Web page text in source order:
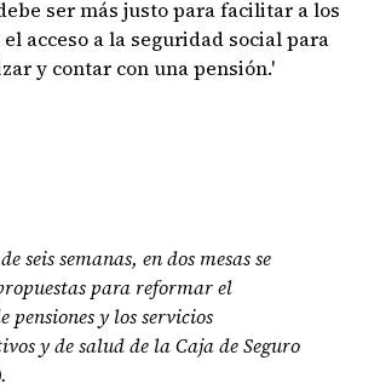
ser más justo para facilitar a los
acceso a la seguridad social para
y contar con una pensión.'
seis semanas, en dos mesas se
para reformar el
pensiones y los servicios
y de salud de la Caja de Seguro